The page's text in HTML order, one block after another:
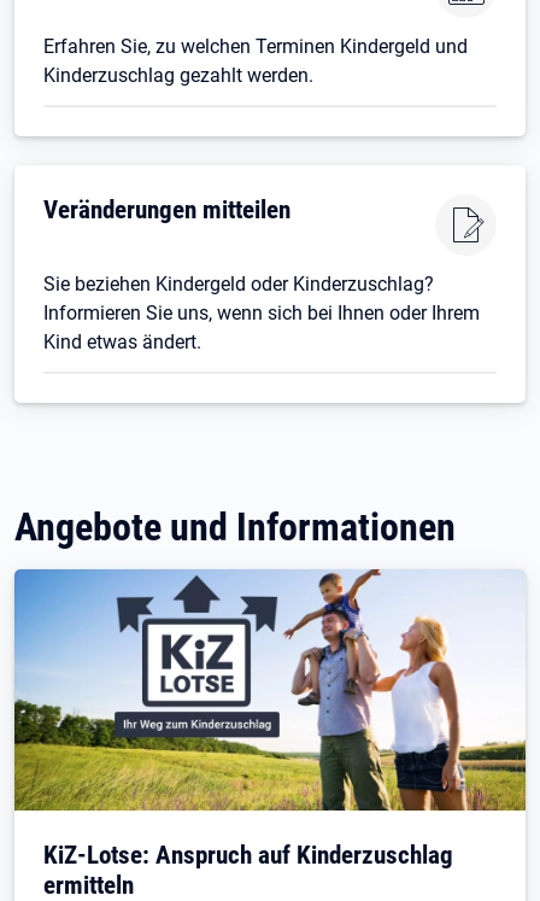
Erfahren Sie, zu welchen Terminen Kindergeld und
Kinderzuschlag gezahlt werden.
Veränderungen mitteilen
Sie beziehen Kindergeld oder Kinderzuschlag?
Informieren Sie uns, wenn sich bei Ihnen oder Ihrem
Kind etwas ändert.
Angebote und Informationen
KiZ-Lotse: Anspruch auf Kinderzuschlag
ermitteln